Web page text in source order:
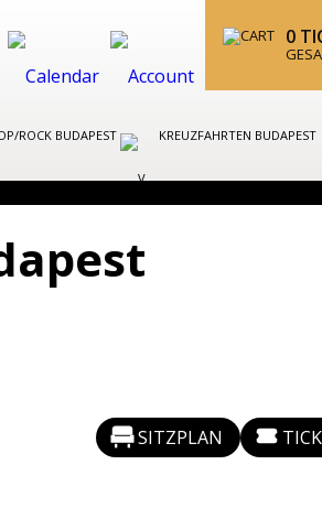
0
ROCK BUDAPEST KREUZFAHRTEN BUDAPEST
SITZPLAN